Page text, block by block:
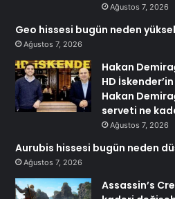
Ağustos 7, 2026
Geo hissesi bugün neden
Ağustos 7, 2026
Hakan
HD
Hakan
serveti ne
Ağustos 7, 2026
Aurubis hissesi bugün neden
Ağustos 7, 2026
Assassin’s